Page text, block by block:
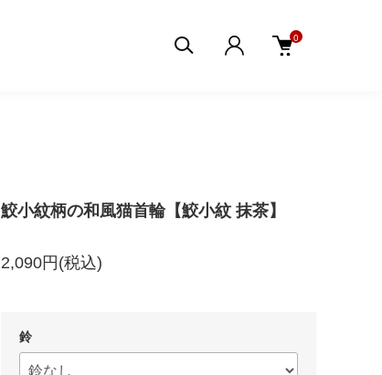
0
鮫小紋柄の和風猫首輪【鮫小紋 抹茶】
2,090円(税込)
鈴